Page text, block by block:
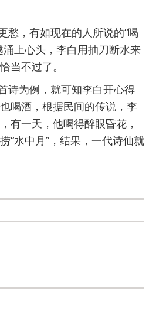
愁，有如现在的人所说的“喝
涌上心头，李白用抽刀断水来
当不过了。
诗为例，就可知李白开心得
喝酒，根据民间的传说，李
有一天，他喝得醉眼昏花，
“水中月”，结果，一代诗仙就